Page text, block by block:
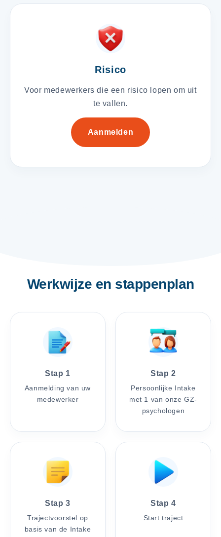
Risico
Voor medewerkers die een risico lopen om uit
te vallen.
Aanmelden
Werkwijze en stappenplan
Stap 1
Aanmelding van uw
medewerker
Stap 2
Persoonlijke Intake
met 1 van onze GZ-
psychologen
Stap 3
Trajectvoorstel op
basis van de Intake
Stap 4
Start traject